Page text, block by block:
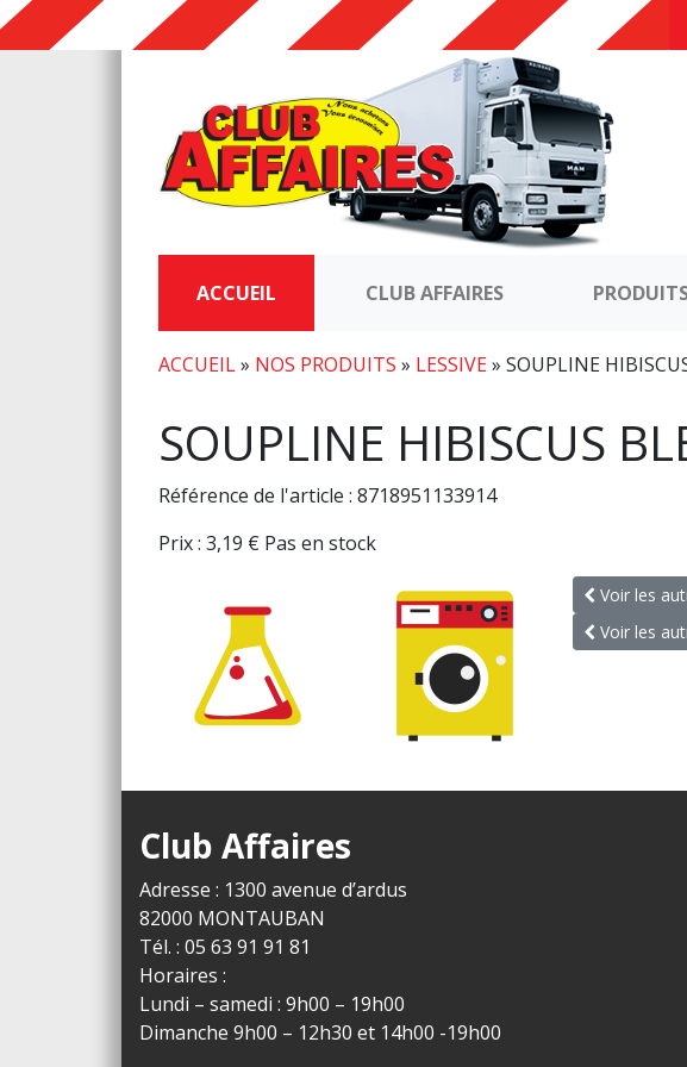
ACCUEIL CLUB AFFAIRES
ACCUEIL» NOS PRODUITS » LESSIVE» SOUPLINE
SOUPLINE HIBISCUS
Référence de l'article : 8718951133914
Prix : 3,19 € Pas en stock
Voir les
Voir les
Club Affaires
Adresse : 1300 avenue d’ardus
82000 MONTAUBAN
Tél. : 05 63 91 91 81
Horaires :
Lundi – samedi : 9h00 – 19h00
Dimanche 9h00 – 12h30 et 14h00 -19h00